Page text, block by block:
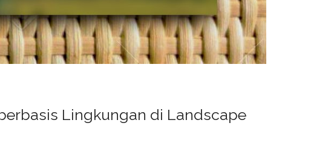
Lingkungan di Landscape